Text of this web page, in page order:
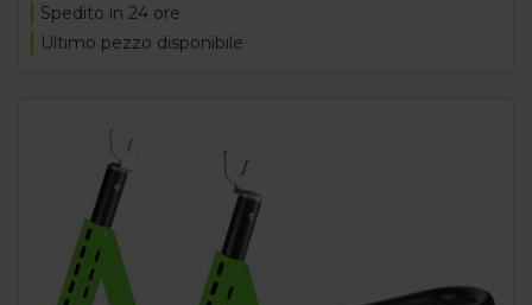
Spedito in 24 ore
Ultimo pezzo disponibile